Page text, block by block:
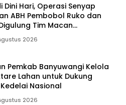
Dini Hari, Operasi Senyap
ABH Pembobol Ruko dan
Tim Macan
2026
Pemkab Banyuwangi Kelola
Lahan untuk Dukung
Nasional
2026